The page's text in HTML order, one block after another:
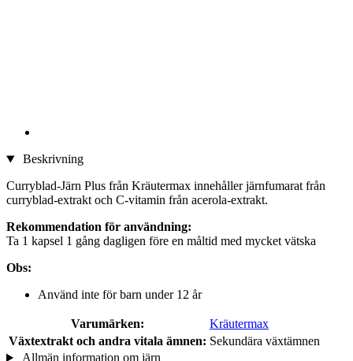
Beskrivning
Curryblad-Järn Plus från Kräutermax innehåller järnfumarat från
curryblad-extrakt och C-vitamin från acerola-extrakt.
Rekommendation för användning:
Ta 1 kapsel 1 gång dagligen före en måltid med mycket vätska
Obs:
Använd inte för barn under 12 år
Varumärken:
Kräutermax
Växtextrakt och andra vitala ämnen: Sekundära växtämnen
Allmän information om järn